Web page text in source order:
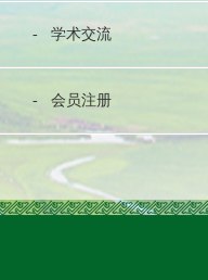
- 学术交流
- 会员注册